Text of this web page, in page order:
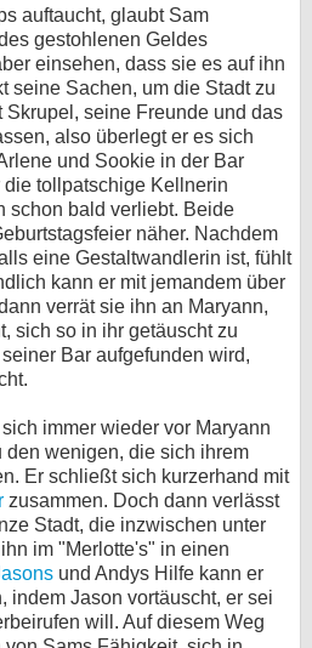
auftaucht, glaubt Sam
gestohlenen Geldes
einsehen, dass sie es auf ihn
seine Sachen, um die Stadt zu
seine Freunde und das
also überlegt er es sich
und Sookie in der Bar
tollpatschige Kellnerin
schon bald verliebt. Beide
näher. Nachdem
eine Gestaltwandlerin ist, fühlt
kann er mit jemandem über
verrät sie ihn an Maryann,
sich so in ihr getäuscht zu
Bar aufgefunden wird,
immer wieder vor Maryann
den wenigen, die sich ihrem
Er schließt sich kurzerhand mit
zusammen. Doch dann verlässt
Stadt, die inzwischen unter
im "Merlotte's" in einen
und Andys Hilfe kann er
indem Jason vortäuscht, er sei
will. Auf diesem Weg